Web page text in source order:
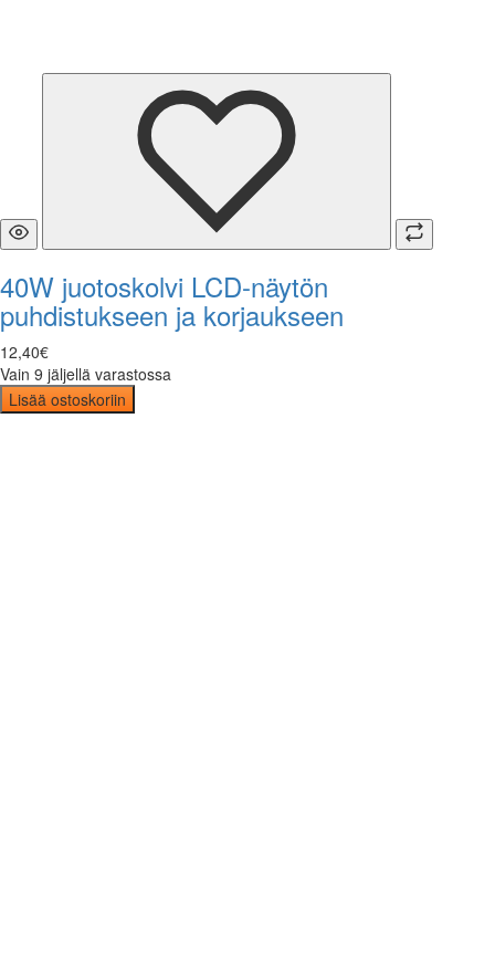
40W juotoskolvi LCD-näytön
puhdistukseen ja korjaukseen
12,40€
Vain 9 jäljellä varastossa
Lisää ostoskoriin